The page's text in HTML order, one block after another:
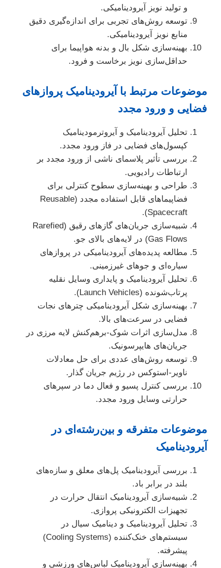
و تولید نویز آیرودینامیکی.
توسعه روش‌های تجربی برای اندازه‌گیری دقیق
منابع نویز آیرودینامیکی.
بهینه‌سازی شکل بال و بدنه هواپیما برای
حداقل‌سازی نویز برخاست و فرود.
موضوعات مرتبط با آیرودینامیک پروازهای
فضایی و ورود مجدد
تحلیل آیرودینامیک و آیروترمودینامیک
کپسول‌های فضایی در فاز ورود مجدد.
بررسی تأثیر پلاسمای ناشی از ورود مجدد بر
ارتباطات رادیویی.
طراحی و بهینه‌سازی سطوح کنترلی برای
فضاپیماهای قابل استفاده مجدد (Reusable
Spacecraft).
شبیه‌سازی جریان‌های گازهای رقیق (Rarefied
Gas Flows) در لایه‌های بالای جو.
مطالعه پدیده‌های آیرودینامیکی در پروازهای
سیاره‌ای و جوهای غیرزمینی.
تحلیل آیرودینامیک و پایداری وسایل نقلیه
پرتاب‌شونده (Launch Vehicles).
بهینه‌سازی شکل آیرودینامیکی چترهای نجات
فضایی در سرعت‌های بالا.
مدل‌سازی اثرات شوک-برهم‌کنش لایه مرزی در
جریان‌های هایپرسونیک.
توسعه روش‌های عددی برای حل معادلات
ناویر-استوکس در رژیم جریان گذار.
بررسی کنترل پسیو و فعال دما در سپرهای
حرارتی وسایل ورود مجدد.
موضوعات متفرقه و بین‌رشته‌ای در
آیرودینامیک
بررسی آیرودینامیک پل‌های معلق و سازه‌های
بلند در برابر باد.
شبیه‌سازی آیرودینامیک انتقال حرارت در
تجهیزات الکترونیکی پروازی.
تحلیل آیرودینامیک و دینامیک سیال در
سیستم‌های خنک‌کننده (Cooling Systems)
پیشرفته.
بهینه‌سازی آیرودینامیک لباس‌های ورزشی و